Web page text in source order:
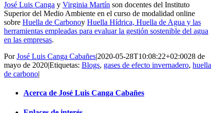
José Luis Canga y Virginia Martín son docentes del Instituto
Superior del Medio Ambiente en el curso de modalidad online
sobre Huella de Carbonoy Huella Hídrica, Huella de Agua y las
herramientas empleadas para evaluar la gestión sostenible del agua
en las empresas.
PorJosé Luis Canga Cabañes|2020-05-28T10:08:22+02:0028 de
mayo de 2020|Etiquetas: Blogs, gases de efecto invernadero, huella
de carbono|
Acerca de José Luis Canga Cabañes